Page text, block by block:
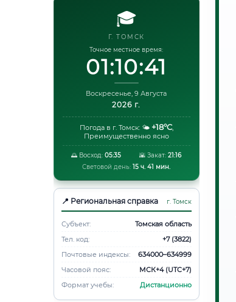
🎓
Г. ТОМСК
Точное местное время:
01:10:42
Воскресенье, 9 Августа
2026 г.
Погода в г. Томск: 🌤️ +18°C,
Преимущественно ясно
🌅 Восход:05:35 🌇 Закат: 21:16
Световой день: 15 ч. 41 мин.
📍 Региональная справка г. Томск
Субъект:
Томская область
Тел. код:
+7 (3822)
Почтовые индексы:
634000–634999
Часовой пояс:
МСК+4 (UTC+7)
Формат учебы:
Дистанционно